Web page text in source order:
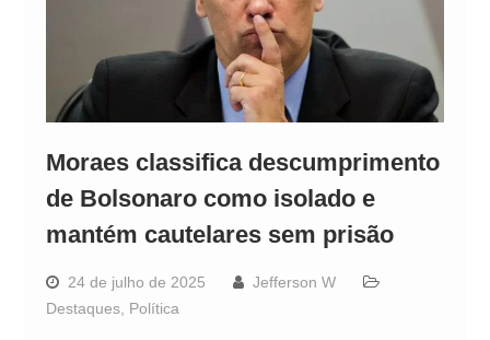
Moraes classifica descumprimento
de Bolsonaro como isolado e
mantém cautelares sem prisão
24 de julho de 2025
Jefferson W
Destaques, Política